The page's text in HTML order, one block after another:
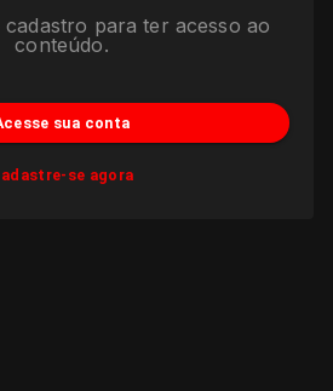
para ter acesso ao
conteúdo.
sua conta
se agora